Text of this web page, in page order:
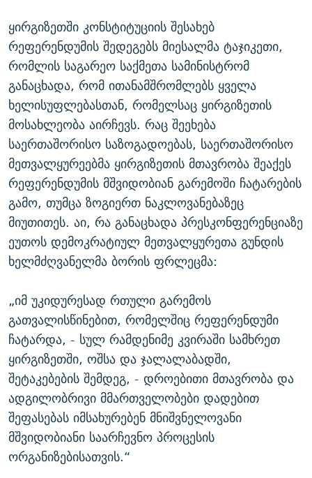
ყირგიზეთში კონსტიტუციის შესახებ
რეფერენდუმის შედეგებს მიესალმა ტაჯიკეთი,
რომლის საგარეო საქმეთა სამინისტრომ
განაცხადა, რომ ითანამშრომლებს ყველა
ხელისუფლებასთან, რომელსაც ყირგიზეთის
მოსახლეობა აირჩევს. რაც შეეხება
საერთაშორისო საზოგადოებას, საერთაშორისო
მეთვალყურეებმა ყირგიზეთის მთავრობა შეაქეს
რეფერენდუმის მშვიდობიან გარემოში ჩატარების
გამო, თუმცა ზოგიერთ ნაკლოვანებაზეც
მიუთითეს. აი, რა განაცხადა პრესკონფერენციაზე
ეუთოს დემოკრატიულ მეთვალყურეთა გუნდის
ხელმძღვანელმა ბორის ფრლეცმა:
„იმ უკიდურესად რთული გარემოს
გათვალისწინებით, რომელშიც რეფერენდუმი
ჩატარდა, - სულ რამდენიმე კვირაში სამხრეთ
ყირგიზეთში, ოშსა და ჯალალაბადში,
შეტაკებების შემდეგ, - დროებითი მთავრობა და
ადგილობრივი მმართველობები დადებით
შეფასებას იმსახურებენ მნიშვნელოვანი
მშვიდობიანი საარჩევნო პროცესის
ორგანიზებისათვის.“